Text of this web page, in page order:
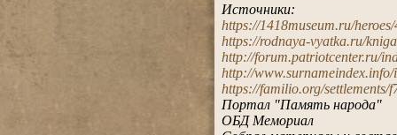
Источники:
https://1418museum.ru/
https://rodnaya-vyatka.ru/
http://forum.patriotcenter.ru/
http://
https://familio.org/settlements/
Портал "Память народа"
ОБД Мемориал